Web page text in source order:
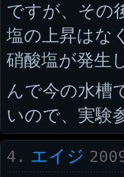
ですが、その
塩の上昇はな
硝酸塩が発生
んで今の水槽
いので、実験
4. エイジ